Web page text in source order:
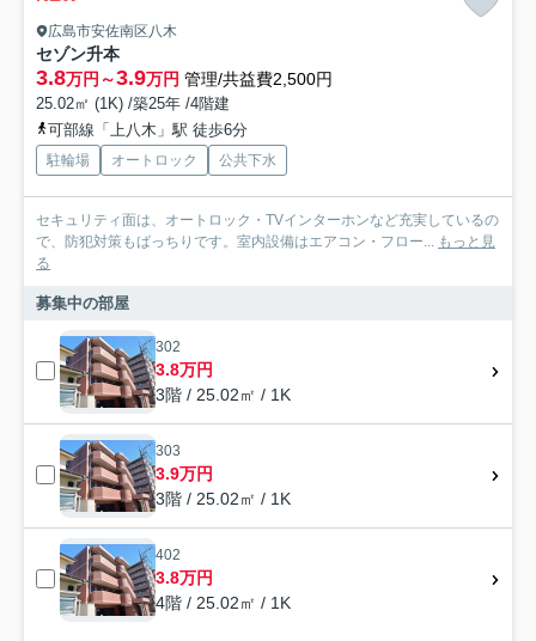
広島市安佐南区八木
セゾン升本
3.8万円～3.9万円 管理/共益費2,500円
25.02㎡ (1K) /築25年 /4階建
可部線「上八木」駅 徒歩6分
駐輪場 オートロック 公共下水
セキュリティ面は、オートロック・TVインターホンなど充実しているの
で、防犯対策もばっちりです。室内設備はエアコン・フロー...
もっと見
る
募集中の部屋
302
3.8万円
3階 / 25.02㎡ / 1K
303
3.9万円
3階 / 25.02㎡ / 1K
402
3.8万円
4階 / 25.02㎡ / 1K